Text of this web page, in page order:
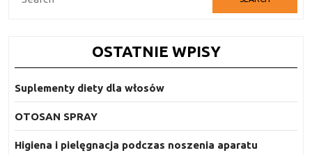
OSTATNIE WPISY
Suplementy diety dla włosów
OTOSAN SPRAY
Higiena i pielęgnacja podczas noszenia aparatu